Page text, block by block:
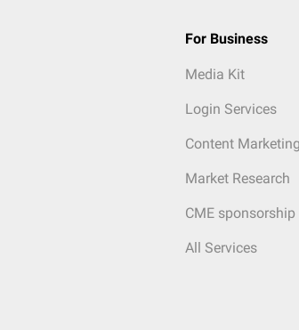
For Business
Media Kit
Login Services
Content Marketing
Market Research
CME sponsorship
All Services